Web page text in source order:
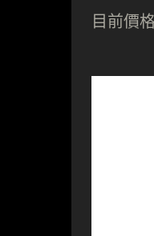
目前價